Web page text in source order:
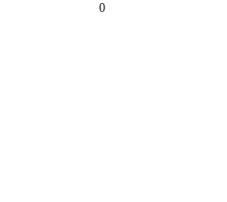
0